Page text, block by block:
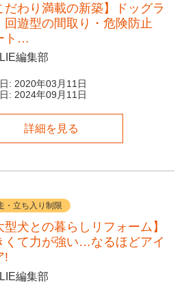
だわり満載の新築】ドッグラ
回遊型の間取り・危険防止
ト…
編集部
: 2020年03月11日
: 2024年09月11日
詳細を見る
・立ち入り制限
型犬との暮らしリフォーム】
くて力が強い…なるほどアイ
!
編集部